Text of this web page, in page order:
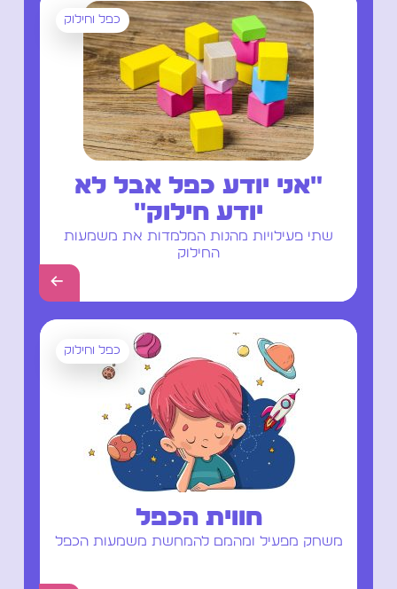
כפל וחילוק
"אני יודע כפל אבל לא
יודע חילוק"
שתי פעילויות מהנות המלמדות את משמעות
החילוק
←
כפל וחילוק
חווית הכפל
משחק מפעיל ומהמם להמחשת משמעות הכפל